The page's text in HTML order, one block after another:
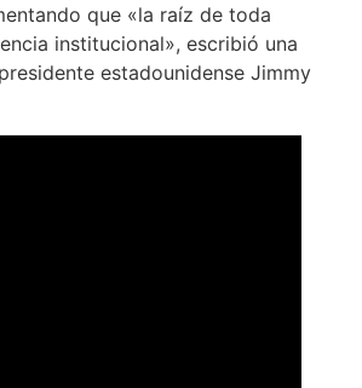
que «la raíz de toda
institucional», escribió una
estadounidense Jimmy